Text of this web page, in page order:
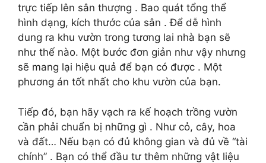
trực tiếp lên sân thượng . Bao quát tổng thể
hình dạng, kích thước của sân . Để dễ hình
dung ra khu vườn trong tương lai nhà bạn sẽ
như thế nào. Một bước đơn giản như vậy nhưng
sẽ mang lại hiệu quả để bạn có được . Một
phương án tốt nhất cho khu vườn của bạn.
Tiếp đó, bạn hãy vạch ra kế hoạch trồng vườn
cần phải chuẩn bị những gì . Như cỏ, cây, hoa
và đất… Nếu bạn có đủ không gian và đủ về “tài
chính” . Bạn có thể đầu tư thêm những vật liệu